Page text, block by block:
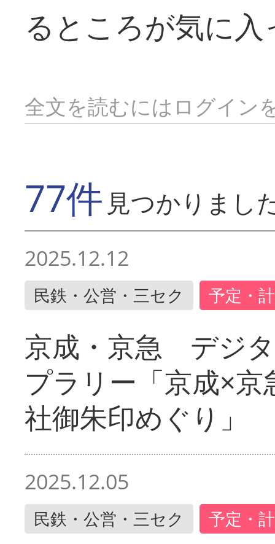
るところが気に
全文を読むにはログイン
77件 見つかりまし
2025.12.12
民鉄・公営・三セク 予定・
京成・京急 デジ
プラリー「京成×
社御朱印めぐり」
2025.12.05
民鉄・公営・三セク 予定・